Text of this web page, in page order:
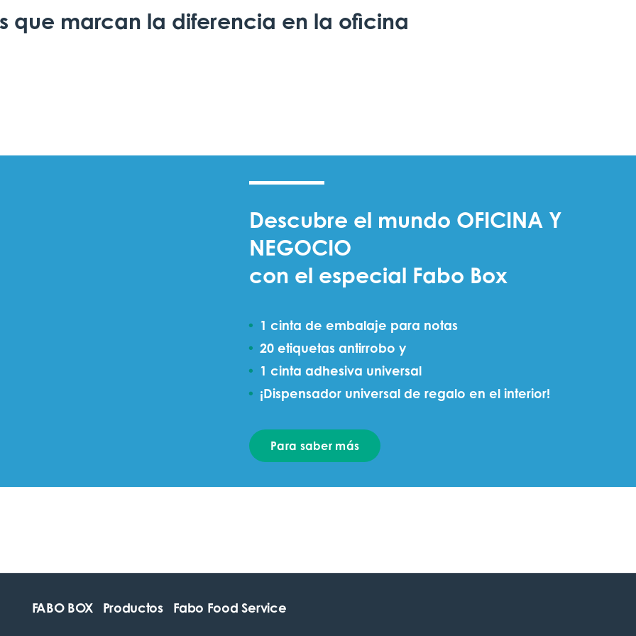
que marcan la diferencia en la oficina
Descubre el mundo OFICINA Y
NEGOCIO
con el especial Fabo Box
1 cinta de embalaje para notas
20 etiquetas antirrobo y
1 cinta adhesiva universal
¡Dispensador universal de regalo en el interior!
Para saber más
FABO BOX Productos Fabo Food Service